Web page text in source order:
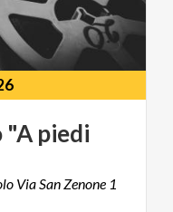
"A piedi
Via San Zenone 1